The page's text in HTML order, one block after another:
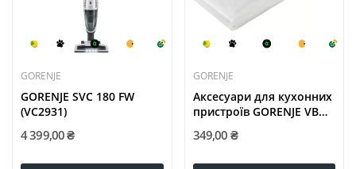
GORENJE
GORENJE SVC 180 FW
(VC2931)
4 399,00 ₴
GORENJE
Аксесуари для кухонних
пристроїв GORENJE VB
349,00 ₴